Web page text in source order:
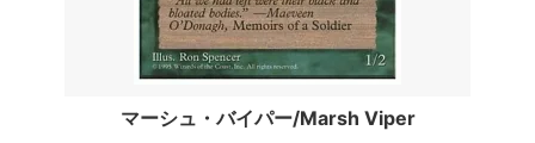
マーシュ・バイパー/Marsh Viper